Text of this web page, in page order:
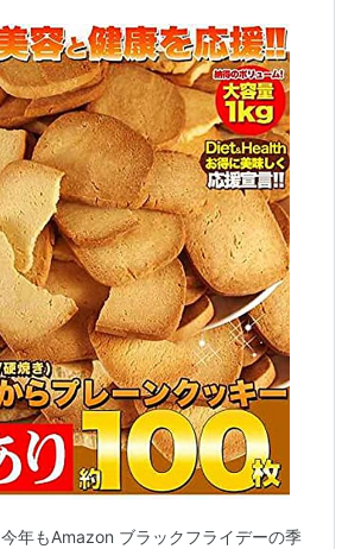
年もAmazon ブラックフライデーの季